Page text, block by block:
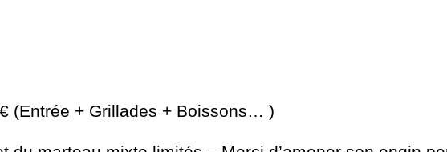
(Entrée + Grillades + Boissons… )